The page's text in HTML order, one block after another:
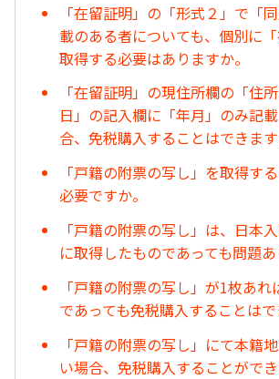
「在留証明」の「形式２」で「
載のある者についても、個別に
取得する必要はありますか。
「在留証明」の現住所欄の「住
日」の記入欄に「年月」のみ記
合、免税購入することはできます
「戸籍の附票の写し」を取得す
必要ですか。
「戸籍の附票の写し」は、日本
に取得したものであっても問題あ
「戸籍の附票の写し」が1枚あ
であっても免税購入することはで
「戸籍の附票の写し」にて本籍
い場合、免税購入することができ